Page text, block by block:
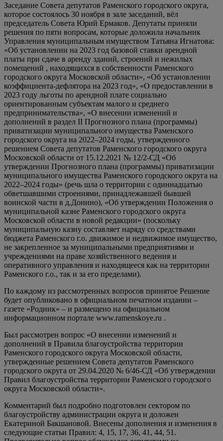
Заседание Совета депутатов Раменского городского округа,
которое состоялось 30 ноября в зале заседаний, вёл
председатель Совета Юрий Ермаков. Депутаты приняли
решения по пяти вопросам, которые доложила начальник
Управления муниципальным имуществом Татьяна Игнатова:
«Об установлении на 2023 год базовой ставки арендной
платы при сдаче в аренду зданий, строений и нежилых
помещений , находящихся в собственности Раменского
городского округа Московской области», «Об установлении
коэффициента-дефлятора на 2023 год», «О предоставлении в
2023 году льготы по арендной плате социально
ориентированным субъектам малого и среднего
предпринимательства», «О внесении изменений и
дополнений в раздел II Прогнозного плана (программы)
приватизации муниципального имущества Раменского
городского округа на 2022–2024 годы, утвержденного
решением Совета депутатов Раменского городского округа
Московской области от 15.12.2021 № 12/2-СД «Об
утверждении Прогнозного плана (программы) приватизации
муниципального имущества Раменского городского округа на
2022–2024 годы» (речь шла о территории с одиннадцатью
обветшавшими строениями, принадлежавшей бывшей
воинской части в д.Донино), «Об утверждении Положения о
муниципальной казне Раменского городского округа
Московской области в новой редакции» (поскольку
муниципальную казну составляет наряду со средствами
бюджета Раменского г.о. движимое и недвижимое имущество,
не закрепленное за муниципальными предприятиями и
учреждениями на праве хозяйственного ведения и
оперативного управления и находящееся как на территории
Раменского г.о., так и за его пределами).
По каждому из рассмотренных вопросов принятое Решение
будет опубликовано в официальном печатном издании –
газете «Родник» – и размещено на официальном
информационном портале www.ramenskoye.ru .
Был рассмотрен вопрос «О внесении изменений и
дополнений в Правила благоустройства территории
Раменского городского округа Московской области,
утвержденные решением Совета депутатов Раменского
городского округа от 29.04.2020 № 6/46-СД «Об утверждении
Правил благоустройства территории Раменского городского
округа Московской области».
Комментарий был подробно подготовлен сектором по
благоустройству администрации округа и доложен
Екатериной Бакшановой. Внесены дополнения и изменения в
следующие статьи Правил: 4, 15, 17, 36, 41, 44, 51.